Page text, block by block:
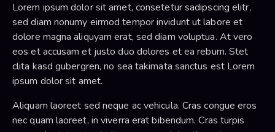
Lorem ipsum dolor sit amet, consetetur sadipscing elitr,
sed diam nonumy eirmod tempor invidunt ut labore et
dolore magna aliquyam erat, sed diam voluptua. At vero
eos et accusam et justo duo dolores et ea rebum. Stet
clita kasd gubergren, no sea takimata sanctus est Lorem
ipsum dolor sit amet.
Aliquam laoreet sed neque ac vehicula. Cras congue eros
nec quam laoreet, in viverra erat bibendum. Cras turpis